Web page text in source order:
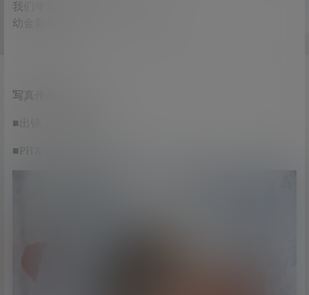
我们年复一年 年赴一年 年富一年
幼金新年写真?
写真作品信息
■出镜：@御坂奈良
■PHX：@Mikey小曦 ​​​